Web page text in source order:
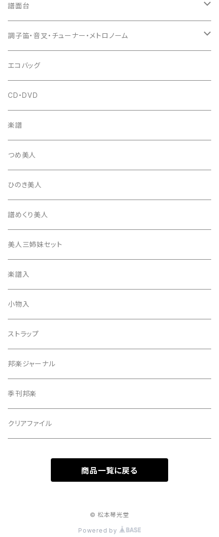
猫足入
爪ばさみ
箏柱
柱入
平柱入
三角柱入
琴台
13絃用琴台（低）
13絃用琴台（高）
桐柱箱
消音フェルト
糸
(丸三) 寿糸
はつね糸
駒
地唄駒
長唄駒
糸駒入
爪駒入
撥入
一丁撥入
三角撥入（ファスナー式）
撥
長唄・民謡撥
地唄撥
撥さや
撥滑り止めゴム
ひざゴム・胴ゴム・おひざもと
天神袋
天神巾着
指すり
つぼシール
撥皮・撥皮のり
胴板
当り鉦
シュモク（当り鉦バチ）
三味線（本体）
譜面台
座奏用譜面台
立奏用譜面台
調子笛・音叉・チューナー・メトロノーム
調子笛・音叉
チューナー・メトロノーム
エコバッグ
CD・DVD
楽譜
つめ美人
ひのき美人
譜めくり美人
美人三姉妹セット
楽譜入
小物入
ストラップ
邦楽ジャーナル
季刊邦楽
クリアファイル
商品一覧に戻る
© 松本琴光堂
Powered by